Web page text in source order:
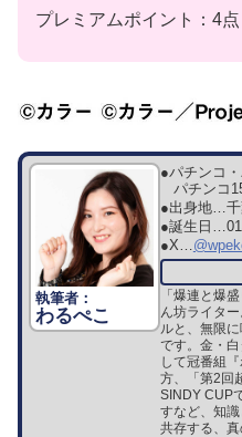
プレミアムポイント：4点
わるぺこ
●パチンコ
パチンコ
●出身地…
●誕生日…
●X…
「爆連と爆
ん坊ライタ
ルと、無限
です。金・
して冠番組
方、「第2回
SINDY CUP
すなど、知
共存する、